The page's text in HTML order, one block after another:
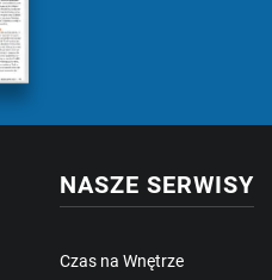
NASZE SERWISY
Czas na Wnętrze